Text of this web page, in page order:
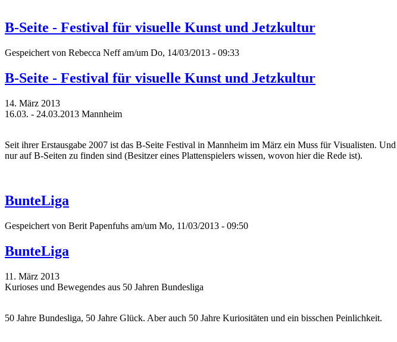
B-Seite - Festival für visuelle Kunst und Jetzkultur
Gespeichert von Rebecca Neffam/um Do, 14/03/2013 - 09:33
B-Seite - Festival für visuelle Kunst und Jetzkultur
14. März 2013
16.03. - 24.03.2013 Mannheim
Seit ihrer Erstausgabe 2007 ist das B-Seite Festival in Mannheim im März ein Muss für Visualisten.
nur auf B-Seiten zu finden sind (Besitzer eines Plattenspielers wissen, wovon hier die Rede ist).
BunteLiga
Gespeichert von Berit Papenfuhs am/um Mo, 11/03/2013 - 09:50
BunteLiga
11. März 2013
Kurioses und Bewegendes aus 50 Jahren Bundesliga
50 Jahre Bundesliga, 50 Jahre Glück. Aber auch 50 Jahre Kuriositäten und ein bisschen Peinlichkeit.